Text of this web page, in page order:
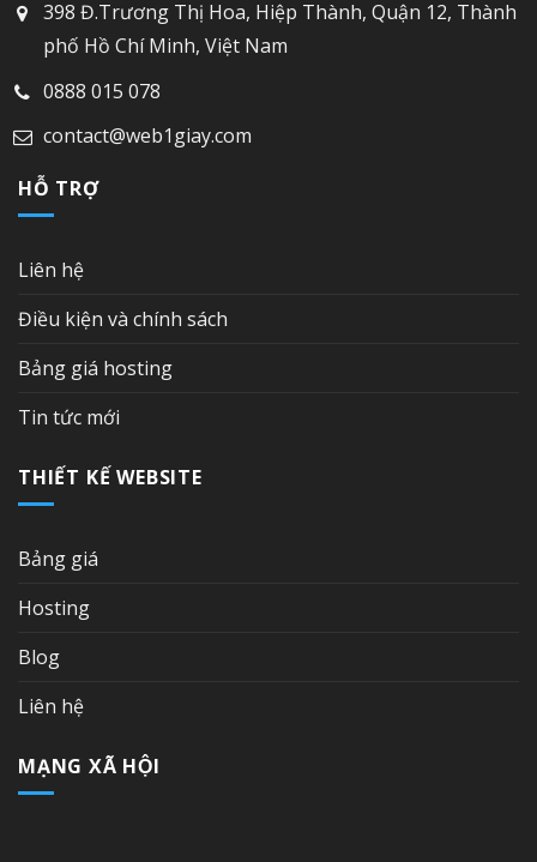
398 Đ.Trương Thị Hoa, Hiệp Thành, Quận 12, Thành
phố Hồ Chí Minh, Việt Nam
0888 015 078
contact@web1giay.com
HỖ TRỢ
Liên hệ
Điều kiện và chính sách
Bảng giá hosting
Tin tức mới
THIẾT KẾ WEBSITE
Bảng giá
Hosting
Blog
Liên hệ
MẠNG XÃ HỘI